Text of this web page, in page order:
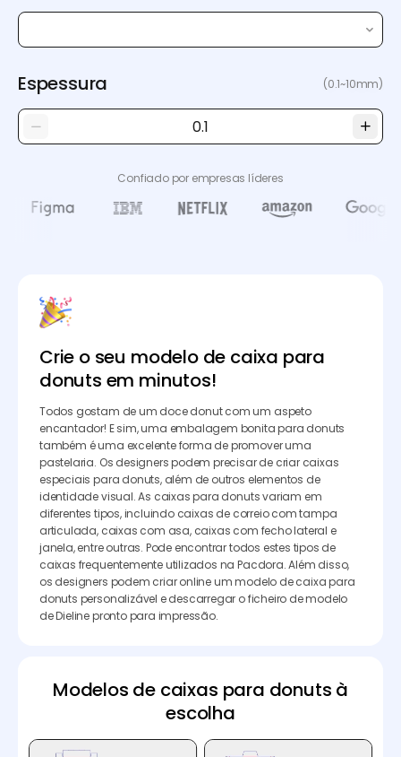
Espessura (0.1~10mm)
Confiado por empresas líderes
Crie o seu modelo de caixa para
donuts em minutos!
Todos gostam de um doce donut com um aspeto
encantador! E sim, uma embalagem bonita para donuts
também é uma excelente forma de promover uma
pastelaria. Os designers podem precisar de criar caixas
especiais para donuts, além de outros elementos de
identidade visual. As caixas para donuts variam em
diferentes tipos, incluindo caixas de correio com tampa
articulada, caixas com asa, caixas com fecho lateral e
janela, entre outras. Pode encontrar todos estes tipos de
caixas frequentemente utilizados na Pacdora. Além disso,
os designers podem criar online um modelo de caixa para
donuts personalizável e descarregar o ficheiro de modelo
de Dieline pronto para impressão.
Modelos de caixas para donuts à
escolha